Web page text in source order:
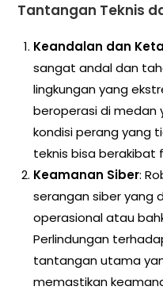
Tantangan Teknis
Keandalan dan
sangat andal dan
lingkungan yang
beroperasi di medan
kondisi perang yang
teknis bisa berakibat
Keamanan Siber:
serangan siber yang
operasional atau
Perlindungan
tantangan utama
memastikan